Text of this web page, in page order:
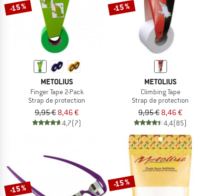
-15 %
METOLIUS
Finger Tape 2-Pack
Strap de protection
9,95 € 8,46 €
4,7(7)
-15 %
METOLIUS
Climbing Tape
Strap de protection
9,95 € 8,46 €
4,4(85)
-15 % -15 %